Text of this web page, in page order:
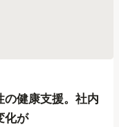
健康支援。社内
化が